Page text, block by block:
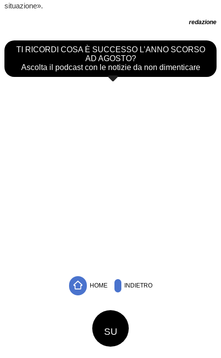
situazione».
redazione
TI RICORDI COSA È SUCCESSO L’ANNO SCORSO
AD AGOSTO?
Ascolta il podcast con le notizie da non dimenticare
HOME INDIETRO
SU